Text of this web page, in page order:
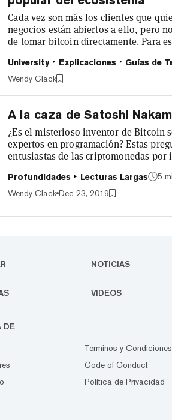
Cada vez son más los clientes que
negocios están abiertos a ello, pero
de tomar bitcoin directamente. Para
averiguamos. ¿Qué es BitPay? BitPay
grande del mundo. Fue creado como
University Explicaciones Guías de
Wendy Clack
A la caza de Satoshi
¿Es el misterioso inventor de Bitcoin
expertos en programación? Estas
entusiastas de las criptomonedas por
década, y la caza continúa. Esto es lo
Nakamoto. Los comienzos de Bitcoin
Profundidades Lecturas Largas
5
Wendy Clack Dec 23, 2019
NOTICIAS
VIDEOS
DE
Términos y Condiciones
Code of Conduct
Política de Privacidad